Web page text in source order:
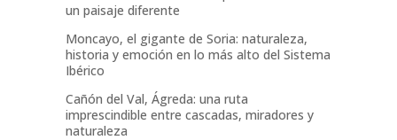
un paisaje diferente
Moncayo, el gigante de Soria: naturaleza,
historia y emoción en lo más alto del Sistema
Ibérico
Cañón del Val, Ágreda: una ruta
imprescindible entre cascadas, miradores y
naturaleza